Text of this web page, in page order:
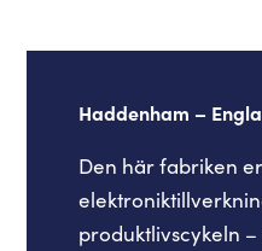
Haddenham –
Den här fabriken
produktlivscykeln